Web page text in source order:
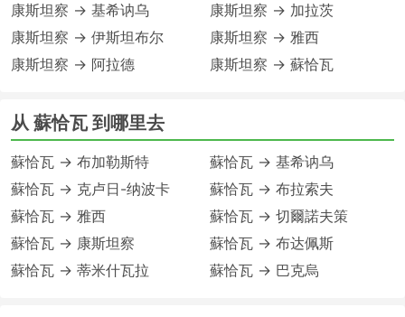
康斯坦察 → 基希讷乌
康斯坦察 → 伊斯坦布尔
康斯坦察 → 阿拉德
康斯坦察 → 加拉茨
康斯坦察 → 雅西
康斯坦察 → 蘇恰瓦
从 蘇恰瓦 到哪里去
蘇恰瓦 → 布加勒斯特
蘇恰瓦 → 克卢日-纳波卡
蘇恰瓦 → 雅西
蘇恰瓦 → 康斯坦察
蘇恰瓦 → 蒂米什瓦拉
蘇恰瓦 → 基希讷乌
蘇恰瓦 → 布拉索夫
蘇恰瓦 → 切爾諾夫策
蘇恰瓦 → 布达佩斯
蘇恰瓦 → 巴克烏